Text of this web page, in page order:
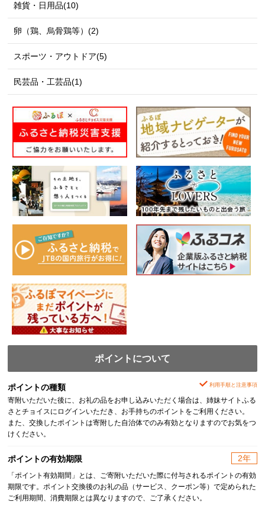
雑貨・日用品(10)
卵（鶏、烏骨鶏等）(2)
スポーツ・アウトドア(5)
民芸品・工芸品(1)
ポイントについて
ポイントの種類 利用手順と注意事項
寄附いただいた後に、お礼の品をお申し込みいただく場合は、姉妹サイトふる
さとチョイスにログインいただき、お手持ちのポイントをご利用ください。
また、交換したポイントは寄附した自治体でのみ有効となりますのでお気をつ
けください。
ポイントの有効期限 2年
「ポイント有効期間」とは、ご寄附いただいた際に付与されるポイントの有効
期限です。ポイント交換後のお礼の品（サービス、クーポン等）で定められた
ご利用期間、消費期限とは異なりますので、ご了承ください。